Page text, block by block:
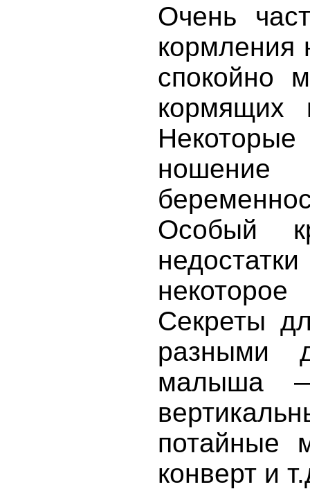
Очень
кормления
спокойно
кормящих
Особый
Секреты
разными
малыша
потайные
конверт и